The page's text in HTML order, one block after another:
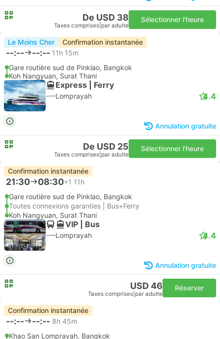
De USD 38
Taxes comprises par adulte
Sélectionner l'heure
Le Moins Cher Confirmation instantanée
--:-- --:-- 11h 15m
Gare routière sud de Pinklao, Bangkok
Koh Nangyuan, Surat Thani
Express | Ferry
Lomprayah 4.4
Annulation gratuite
De USD 25
Taxes comprises par adulte
Sélectionner l'heure
Confirmation instantanée
21:30 08:30+1 11h
Gare routière sud de Pinklao, Bangkok
Toutes connexions garanties | Bus+Ferry
Koh Nangyuan, Surat Thani
VIP | Bus
Lomprayah 4.4
Annulation gratuite
USD 46
Taxes comprises par adulte
Réserver
Confirmation instantanée
--:-- --:-- 8h 45m
Khao San Lomprayah, Bangkok